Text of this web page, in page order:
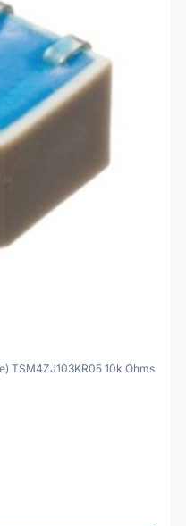
TSM4ZJ103KR05 10k Ohms